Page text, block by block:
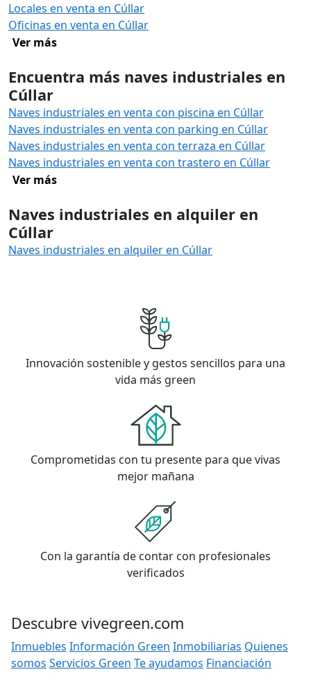
Locales en venta en Cúllar
Oficinas en venta en Cúllar
Ver más
Encuentra más naves industriales en
Cúllar
Naves industriales en venta con piscina en Cúllar
Naves industriales en venta con parking en Cúllar
Naves industriales en venta con terraza en Cúllar
Naves industriales en venta con trastero en Cúllar
Ver más
Naves industriales en alquiler en
Cúllar
Naves industriales en alquiler en Cúllar
Innovación sostenible y gestos sencillos para una
vida más green
Comprometidas con tu presente para que vivas
mejor mañana
Con la garantía de contar con profesionales
verificados
Descubre vivegreen.com
Inmuebles Información Green Inmobiliarias Quienes
somos Servicios Green Te ayudamos Financiación